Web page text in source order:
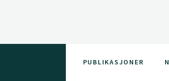
PUBLIKASJONER